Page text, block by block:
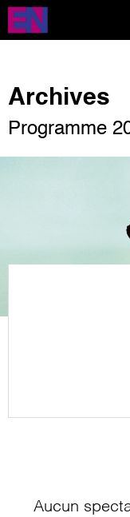
Aller
contenu
Archives
Programme
Aucun